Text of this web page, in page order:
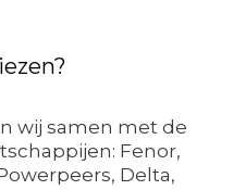
wij samen met de
Fenor,
Delta,